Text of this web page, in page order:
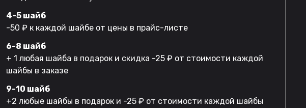
4-5 шайб
-50 ₽ к каждой шайбе от цены в прайс-листе
6-8 шайб
+ 1 любая шайба в подарок и скидка -25 ₽ от стоимости каждой
шайбы в заказе
9-10 шайб
+2 любые шайбы в подарок и -25 ₽ от стоимости каждой шайбы